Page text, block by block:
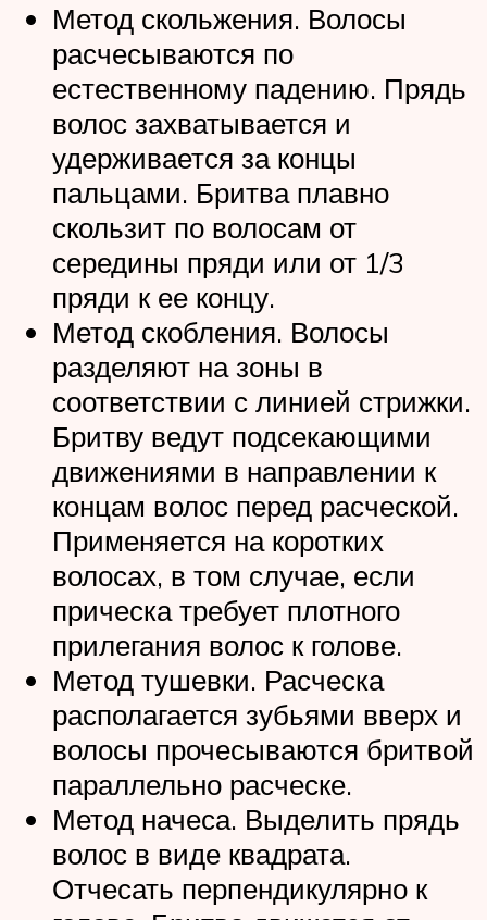
Метод скольжения. Волосы
расчесываются по
естественному падению. Прядь
волос захватывается и
удерживается за концы
пальцами. Бритва плавно
скользит по волосам от
середины пряди или от 1/3
пряди к ее концу.
Метод скобления. Волосы
разделяют на зоны в
соответствии с линией стрижки.
Бритву ведут подсекающими
движениями в направлении к
концам волос перед расческой.
Применяется на коротких
волосах, в том случае, если
прическа требует плотного
прилегания волос к голове.
Метод тушевки. Расческа
располагается зубьями вверх и
волосы прочесываются бритвой
параллельно расческе.
Метод начеса. Выделить прядь
волос в виде квадрата.
Отчесать перпендикулярно к